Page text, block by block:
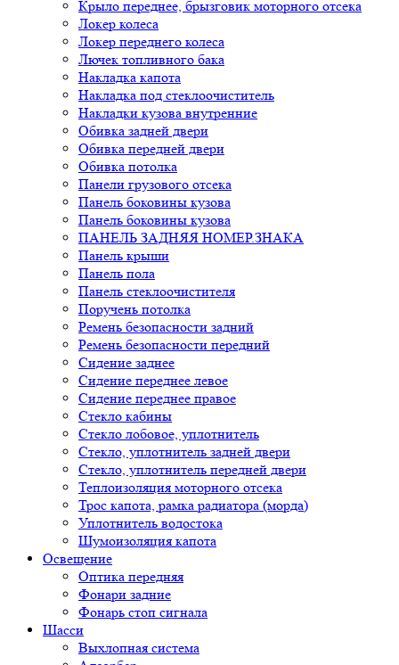
Крыло переднее, брызговик моторного отсека
Локер колеса
Локер переднего колеса
Лючек топливного бака
Накладка капота
Накладка под стеклоочиститель
Накладки кузова внутренние
Обивка задней двери
Обивка передней двери
Обивка потолка
Панели грузового отсека
Панель боковины кузова
Панель боковины кузова
ПАНЕЛЬ ЗАДНЯЯ НОМЕР.ЗНАКА
Панель крыши
Панель пола
Панель стеклоочистителя
Поручень потолка
Ремень безопасности задний
Ремень безопасности передний
Сидение заднее
Сидение переднее левое
Сидение переднее правое
Стекло кабины
Стекло лобовое, уплотнитель
Стекло, уплотнитель задней двери
Стекло, уплотнитель передней двери
Теплоизоляция моторного отсека
Трос капота, рамка радиатора (морда)
Уплотнитель водостока
Шумоизоляция капота
Освещение
Оптика передняя
Фонари задние
Фонарь стоп сигнала
Шасси
Выхлопная система